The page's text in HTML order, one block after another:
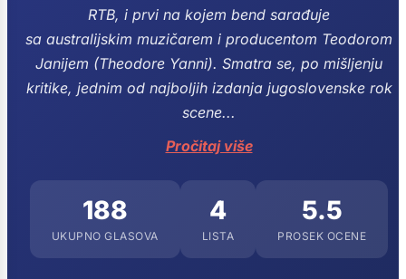
RTB, i prvi na kojem bend sarađuje
sa australijskim muzičarem i producentom Teodorom
Janijem (Theodore Yanni). Smatra se, po mišljenju
kritike, jednim od najboljih izdanja jugoslovenske rok
scene...
Pročitaj više
188
UKUPNO GLASOVA
4
LISTA
5.5
PROSEK OCENE